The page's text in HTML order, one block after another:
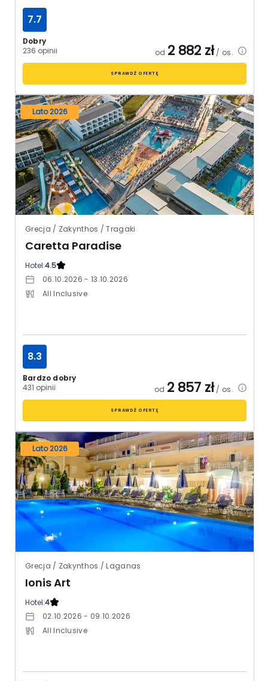
Dobry
236 opinii
7.7
od 2 882 zł/ os.
SPRAWDŹ OFERTĘ
Lato 2026
Grecja / Zakynthos / Tragaki
Caretta Paradise
Hotel:4.5
06.10.2026 - 13.10.2026
All Inclusive
Bardzo dobry
431 opinii
8.3
od 2 857 zł/ os.
SPRAWDŹ OFERTĘ
Lato 2026
Grecja / Zakynthos / Laganas
Ionis Art
Hotel:4
02.10.2026 - 09.10.2026
All Inclusive